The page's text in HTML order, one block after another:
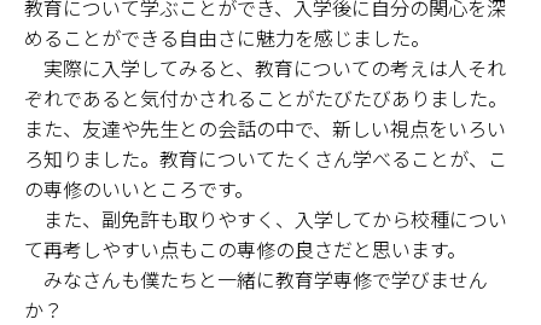
教育について学ぶことができ、入学後に自分の関心を深
めることができる自由さに魅力を感じました。
実際に入学してみると、教育についての考えは人それ
ぞれであると気付かされることがたびたびありました。
また、友達や先生との会話の中で、新しい視点をいろい
ろ知りました。教育についてたくさん学べることが、こ
の専修のいいところです。
また、副免許も取りやすく、入学してから校種につい
て再考しやすい点もこの専修の良さだと思います。
みなさんも僕たちと一緒に教育学専修で学びません
か？